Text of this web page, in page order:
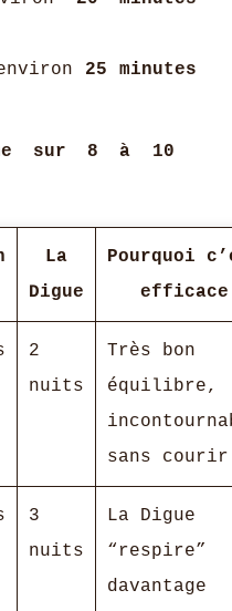
25 minutes
sur 8 à 10
La
Digue
Pourquoi
efficace
2
nuits
Très bon
équilibre,
sans courir
3
nuits
La Digue
“respire”
davantage